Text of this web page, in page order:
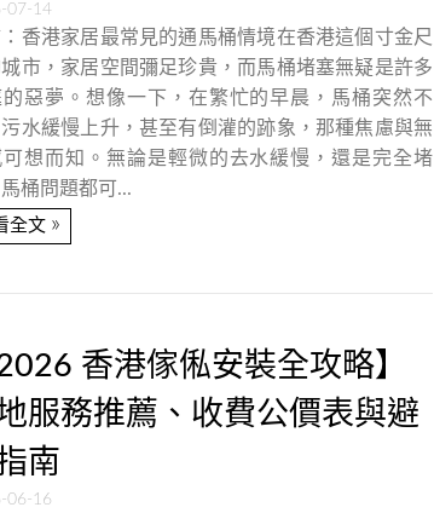
07-14
香港家居最常見的通馬桶情境在香港這個寸金尺
城市，家居空間彌足珍貴，而馬桶堵塞無疑是許多
的惡夢。想像一下，在繁忙的早晨，馬桶突然不
水緩慢上升，甚至有倒灌的跡象，那種焦慮與無
可想而知。無論是輕微的去水緩慢，還是完全堵
桶問題都可...
全文 »
2026 香港傢俬安裝全攻略】
服務推薦、收費公價表與避
南
06-16